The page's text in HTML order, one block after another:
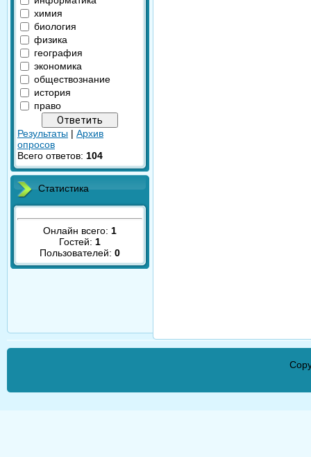
химия
биология
физика
география
экономика
обществознание
история
право
Результаты | Архив
опросов
Всего ответов: 104
Статистика
Онлайн всего: 1
Гостей: 1
Пользователей: 0